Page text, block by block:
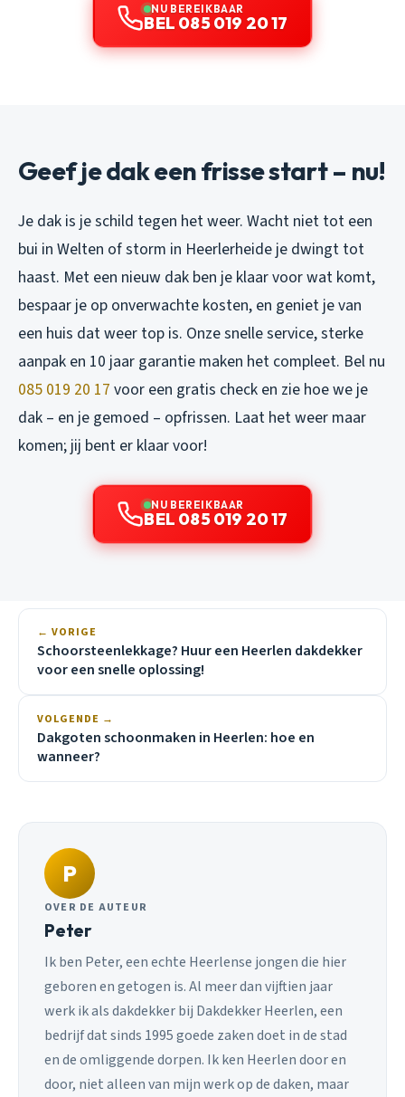
NU BEREIKBAAR
BEL 085 019 20 17
Geef je dak een frisse start – nu!
Je dak is je schild tegen het weer. Wacht niet tot een
bui in Welten of storm in Heerlerheide je dwingt tot
haast. Met een nieuw dak ben je klaar voor wat komt,
bespaar je op onverwachte kosten, en geniet je van
een huis dat weer top is. Onze snelle service, sterke
aanpak en 10 jaar garantie maken het compleet. Bel nu
085 019 20 17 voor een gratis check en zie hoe we je
dak – en je gemoed – opfrissen. Laat het weer maar
komen; jij bent er klaar voor!
NU BEREIKBAAR
BEL 085 019 20 17
← VORIGE
Schoorsteenlekkage? Huur een Heerlen dakdekker
voor een snelle oplossing!
VOLGENDE →
Dakgoten schoonmaken in Heerlen: hoe en
wanneer?
P
OVER DE AUTEUR
Peter
Ik ben Peter, een echte Heerlense jongen die hier
geboren en getogen is. Al meer dan vijftien jaar
werk ik als dakdekker bij Dakdekker Heerlen, een
bedrijf dat sinds 1995 goede zaken doet in de stad
en de omliggende dorpen. Ik ken Heerlen door en
door, niet alleen van mijn werk op de daken, maar